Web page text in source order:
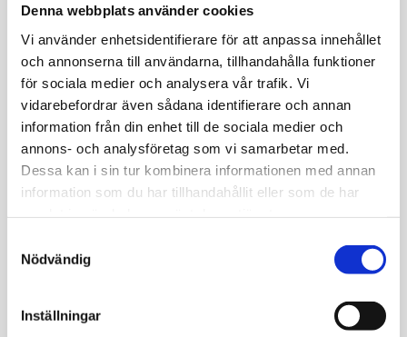
Denna webbplats använder cookies
Vi använder enhetsidentifierare för att anpassa innehållet
och annonserna till användarna, tillhandahålla funktioner
för sociala medier och analysera vår trafik. Vi
vidarebefordrar även sådana identifierare och annan
information från din enhet till de sociala medier och
annons- och analysföretag som vi samarbetar med.
Dessa kan i sin tur kombinera informationen med annan
information som du har tillhandahållit eller som de har
Nödvändig
Inställningar